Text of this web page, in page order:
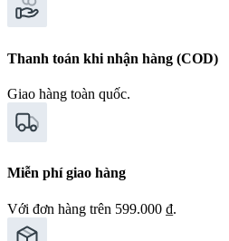
Thanh toán khi nhận hàng (COD)
Giao hàng toàn quốc.
Miễn phí giao hàng
Với đơn hàng trên 599.000 ₫.